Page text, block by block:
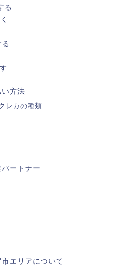
る
方法
レカの種類
ートナー
エリアについて